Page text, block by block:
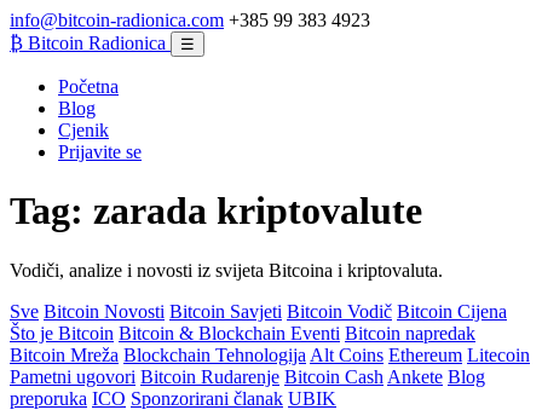
info@bitcoin-radionica.com +385 99 383 4923
₿ Bitcoin Radionica ☰
Početna
Blog
Cjenik
Prijavite se
Tag: zarada kriptovalute
Vodiči, analize i novosti iz svijeta Bitcoina i kriptovaluta.
Sve Bitcoin Novosti Bitcoin Savjeti Bitcoin Vodič Bitcoin Cijena
Što je Bitcoin Bitcoin & Blockchain Eventi Bitcoin napredak
Bitcoin Mreža Blockchain Tehnologija Alt Coins Ethereum Litecoin
Pametni ugovori Bitcoin Rudarenje Bitcoin Cash Ankete Blog
preporuka ICO Sponzorirani članak UBIK